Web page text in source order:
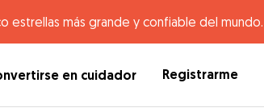
más grande y confiable del mundo.
en cuidador Registrarme